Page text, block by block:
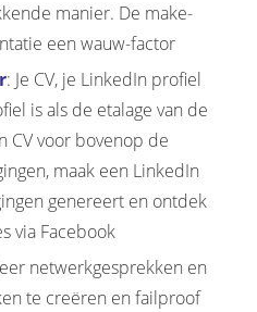
manier. De make-
een wauw-factor
: Je CV, je LinkedIn profiel
is als de etalage van de
CV voor bovenop de
maak een LinkedIn
genereert en ontdek
via Facebook
netwerkgesprekken en
te creëren en failproof